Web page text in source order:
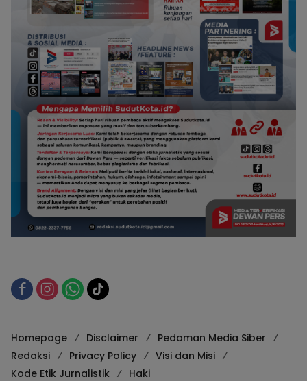
Homepage Disclaimer
Pedoman Media Siber
Redaksi
Privacy Policy
Visi dan Misi
Kode Etik Jurnalistik
Haki